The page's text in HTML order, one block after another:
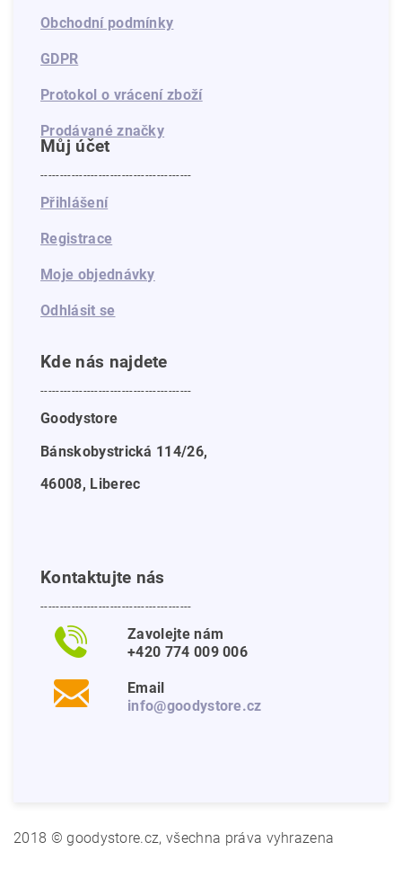
Obchodní podmínky
GDPR
Protokol o vrácení zboží
Prodávané značky
Můj účet
---------------------------------------
Přihlášení
Registrace
Moje objednávky
Odhlásit se
Kde nás najdete
---------------------------------------
Goodystore
Bánskobystrická 114/26,
46008, Liberec
Kontaktujte nás
---------------------------------------
Zavolejte nám
+420 774 009 006
Email
info@goodystore.cz
2018 © goodystore.cz, všechna práva vyhrazena